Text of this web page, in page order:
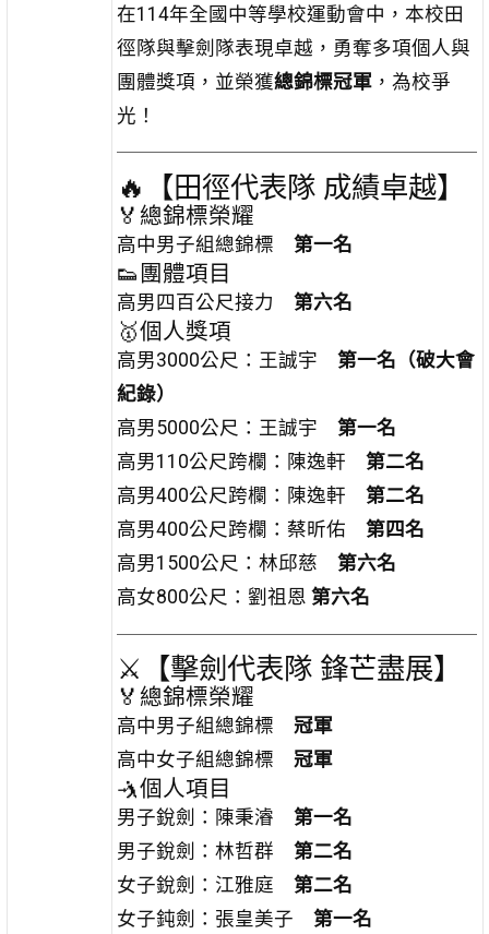
在114年全國中等學校運動會中，本校田
徑隊與擊劍隊表現卓越，勇奪多項個人與
團體獎項，並榮獲總錦標冠軍，為校爭
光！
🔥【田徑代表隊 成績卓越】
🏅總錦標榮耀
高中男子組總錦標 第一名
👟團體項目
高男四百公尺接力 第六名
🥇個人獎項
高男3000公尺：王誠宇 第一名（破大會
紀錄）
高男5000公尺：王誠宇 第一名
高男110公尺跨欄：陳逸軒 第二名
高男400公尺跨欄：陳逸軒 第二名
高男400公尺跨欄：蔡昕佑 第四名
高男1500公尺：林邱慈 第六名
高女800公尺：劉祖恩 第六名
⚔️【擊劍代表隊 鋒芒盡展】
🏅總錦標榮耀
高中男子組總錦標 冠軍
高中女子組總錦標 冠軍
🤺個人項目
男子銳劍：陳秉濬 第一名
男子銳劍：林哲群 第二名
女子銳劍：江雅庭 第二名
女子鈍劍：張皇美子 第一名